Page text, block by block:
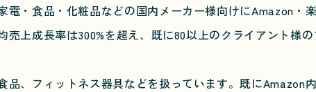
・食品・化粧品などの国内メーカー様向けにAmazon・
売上成長率は300%を超え、既に80以上のクライアント様
、フィットネス器具などを扱っています。既にAmazon